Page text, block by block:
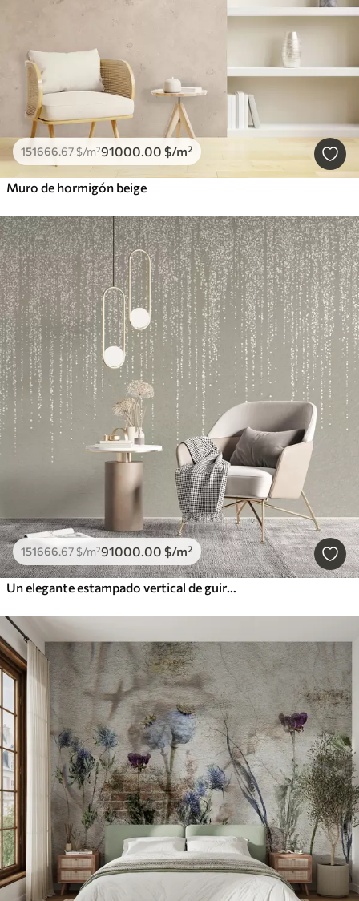
151666.67$/m²91000.00 $/m²
Muro de hormigón beige
151666.67$/m²91000.00 $/m²
Un elegante estampado vertical de guirnaldas punteadas sobre un fondo de textura beige, que crea una sensación de profundidad y movimiento